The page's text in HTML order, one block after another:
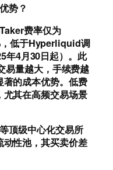
势？
费率仅为
低于Hyperliquid调
年4月30日起）。此
易量越大，手续费越
的成本优势。低费
其在高频交易场景
顶级中心化交易所
性池，其买卖价差